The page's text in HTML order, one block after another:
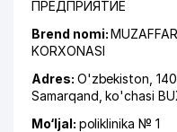
ПРЕДПРИЯТИЕ
Brend nomi:
KORXONASI
Adres: O'zbekiston,
Samarqand ,ko'chasi
Mo‘ljal: poliklinika № 1